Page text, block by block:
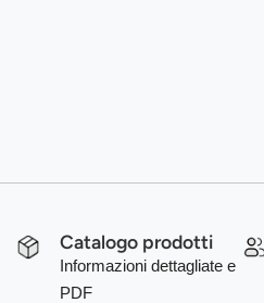
Catalogo prodotti
Informazioni dettagliate e
PDF